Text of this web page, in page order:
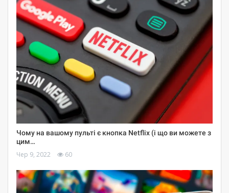
Чому на вашому пульті є кнопка Netflix (і що ви можете з
цим…
Чер 9, 2022 60